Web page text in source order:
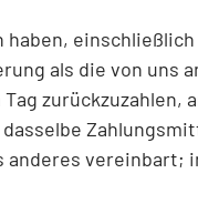
haben,
als die von uns
zurückzuzahlen,
vereinbart;